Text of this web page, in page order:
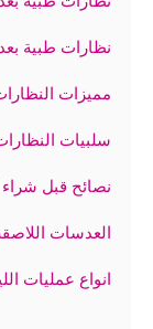
نظارات طبية
مميزات
سلبيات
نصائح قبل شراء
العدسات
انواع عمليات